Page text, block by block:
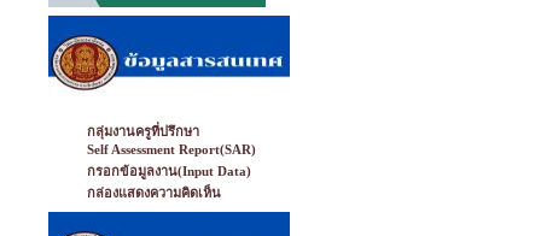
กลุ่มงานครูที่ปรึกษา
Self Assessment Report(SAR)
กรอกข้อมูลงาน(Input Data)
กล่องแสดงความคิดเห็น